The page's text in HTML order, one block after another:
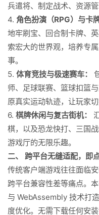
兵遣将、制定战术、资源
4. 角色扮演（RPG）与卡
地牢刷宝、回合制卡牌、
索宏大的世界观，培养专
事。
5. 体育竞技与极速赛车：
师、足球联赛、篮球扣篮
原真实运动轨迹，让玩家
6. 棋牌休闲与复古街机：
棋，以及恐龙快打、三国
游戏厅的无限乐趣。
二、 跨平台无缝适配，即
传统客户端游戏往往面临
跨平台兼容性差等痛点。
与 WebAssembly 技术打
度优化。无需下载任何安